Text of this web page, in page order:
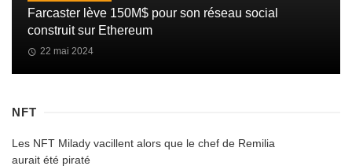
Farcaster lève 150M$ pour son réseau social
construit sur Ethereum
22 mai 2024
NFT
Les NFT Milady vacillent alors que le chef de Remilia
aurait été piraté